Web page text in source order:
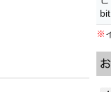
※